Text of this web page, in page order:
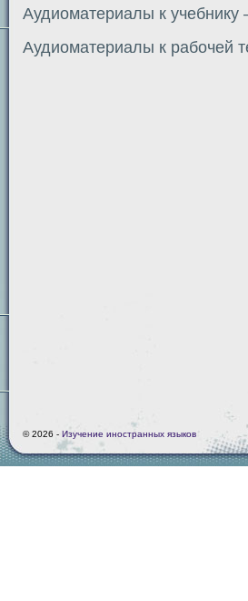
Аудиоматериалы к
Аудиоматериалы к рабочей
© 2026 - Изучение иностранных языков